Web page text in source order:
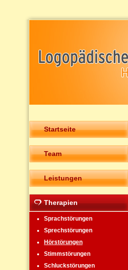
Startseite
Team
Leistungen
Therapien
Sprachstörungen
Sprechstörungen
Hörstörungen
Stimmstörungen
Schluckstörungen